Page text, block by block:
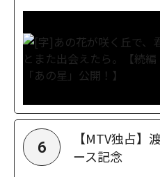
6
【MTV独占】
ース記念